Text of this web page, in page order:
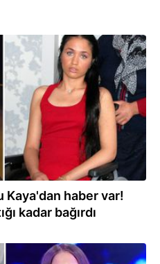
Kaya'dan haber var!
kadar bağırdı